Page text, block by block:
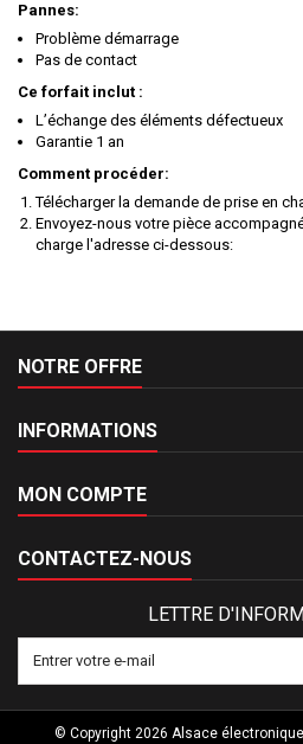
Pannes:
Problème démarrage
Pas de contact
Ce forfait inclut :
L’échange des éléments défectueux
Garantie 1 an
Comment procéder:
Télécharger la demande de prise en
Envoyez-nous votre pièce
charge l'adresse ci-dessous:
NOTRE OFFRE
INFORMATIONS
© Copyright 2026 Alsace
MON COMPTE
CONTACTEZ-NOUS
LETTRE